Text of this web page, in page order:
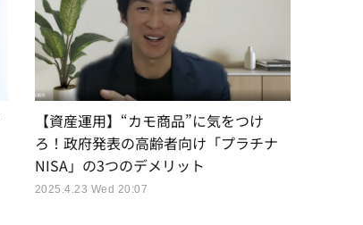
【資産運用】“カモ商品”に気をつけ
ろ！政府発表の高齢者向け「プラチナ
NISA」の3つのデメリット
2025.4.23 Wed 20:07